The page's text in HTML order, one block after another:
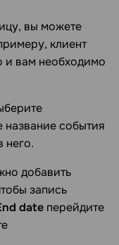
вы можете
клиент
и вам необходимо
название события
него.
добавить
запись
date перейдите